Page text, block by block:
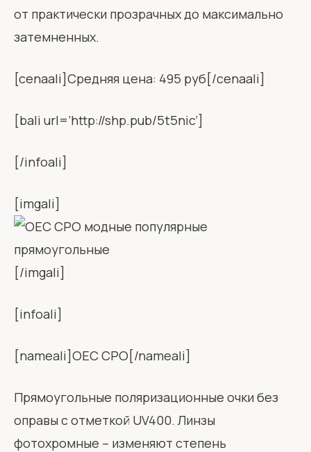
от практически прозрачных до максимально
затемненных.
[cenaali]Средняя цена: 495 руб[/cenaali]
[bali url=’http://shp.pub/5t5nic’]
[/infoali]
[imgali]
[/imgali]
[infoali]
[nameali]OEC CPO[/nameali]
Прямоугольные поляризационные очки без
оправы с отметкой UV400. Линзы
фотохромные – изменяют степень